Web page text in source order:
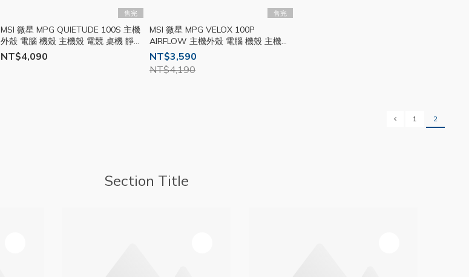
售完
MSI 微星 MPG QUIETUDE 100S 主機
外殼 電腦 機殼 主機殼 電競 桌機 靜音
ATX MSI254
NT$4,090
售完
MSI 微星 MPG VELOX 100P
AIRFLOW 主機外殼 電腦 機殼 主機殼
電競 ATX MSI256
NT$3,590
NT$4,190
1 2
Section Title